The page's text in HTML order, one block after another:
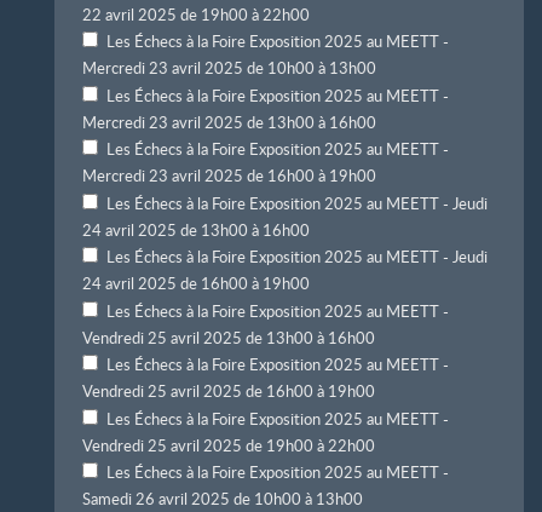
22 avril 2025 de 19h00 à 22h00
Les Échecs à la Foire Exposition 2025 au MEETT -
Mercredi 23 avril 2025 de 10h00 à 13h00
Les Échecs à la Foire Exposition 2025 au MEETT -
Mercredi 23 avril 2025 de 13h00 à 16h00
Les Échecs à la Foire Exposition 2025 au MEETT -
Mercredi 23 avril 2025 de 16h00 à 19h00
Les Échecs à la Foire Exposition 2025 au MEETT - Jeudi
24 avril 2025 de 13h00 à 16h00
Les Échecs à la Foire Exposition 2025 au MEETT - Jeudi
24 avril 2025 de 16h00 à 19h00
Les Échecs à la Foire Exposition 2025 au MEETT -
Vendredi 25 avril 2025 de 13h00 à 16h00
Les Échecs à la Foire Exposition 2025 au MEETT -
Vendredi 25 avril 2025 de 16h00 à 19h00
Les Échecs à la Foire Exposition 2025 au MEETT -
Vendredi 25 avril 2025 de 19h00 à 22h00
Les Échecs à la Foire Exposition 2025 au MEETT -
Samedi 26 avril 2025 de 10h00 à 13h00